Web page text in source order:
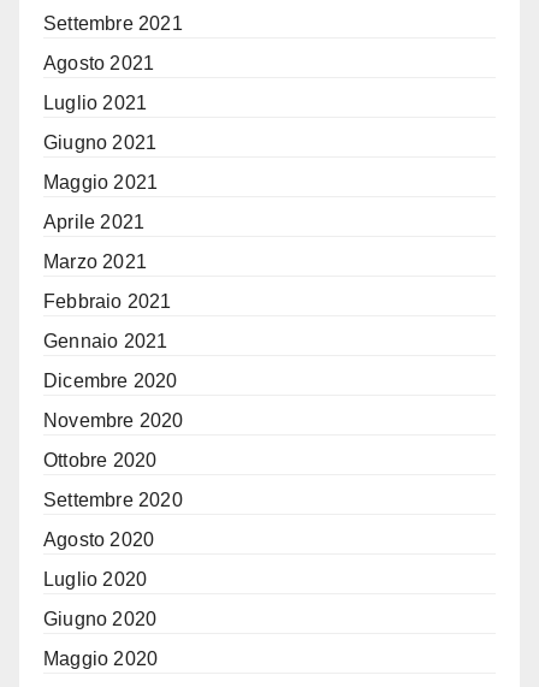
Settembre 2021
Agosto 2021
Luglio 2021
Giugno 2021
Maggio 2021
Aprile 2021
Marzo 2021
Febbraio 2021
Gennaio 2021
Dicembre 2020
Novembre 2020
Ottobre 2020
Settembre 2020
Agosto 2020
Luglio 2020
Giugno 2020
Maggio 2020